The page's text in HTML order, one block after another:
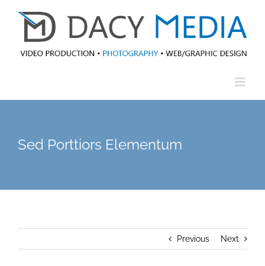
content
Sed Porttiors Elementum
Previous Next